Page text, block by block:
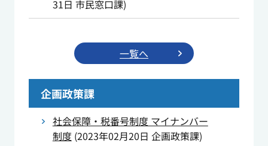
31日 市民窓口課)
一覧へ
企画政策課
社会保障・税番号制度 マイナンバー
制度 (2023年02月20日 企画政策課)